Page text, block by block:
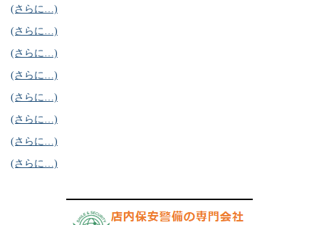
(さらに…)
(さらに…)
(さらに…)
(さらに…)
(さらに…)
(さらに…)
(さらに…)
(さらに…)